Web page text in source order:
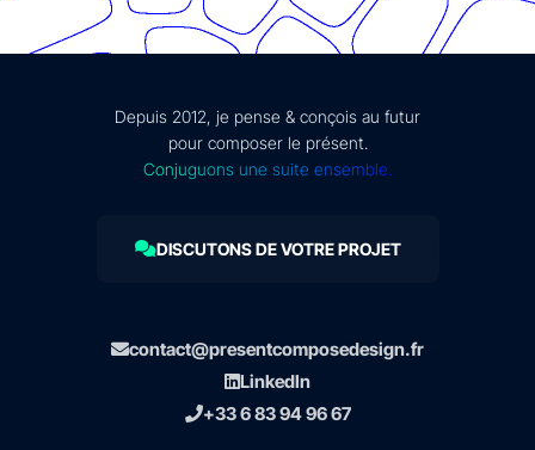
Depuis 2012, je pense & conçois au futur
pour composer le présent.
Conjuguons une suite ensemble.
DISCUTONS DE VOTRE PROJET
contact@presentcomposedesign.fr
LinkedIn
+33 6 83 94 96 67